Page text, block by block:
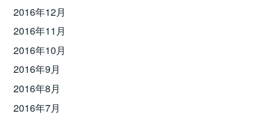
2016年12月
2016年11月
2016年10月
2016年9月
2016年8月
2016年7月